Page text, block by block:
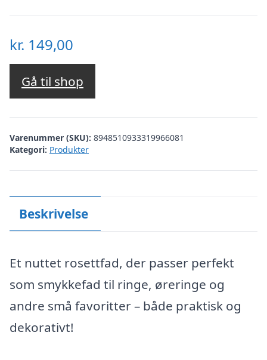
kr. 149,00
Gå til shop
Varenummer (SKU): 8948510933319966081
Kategori: Produkter
Beskrivelse
Et nuttet rosettfad, der passer perfekt
som smykkefad til ringe, øreringe og
andre små favoritter – både praktisk og
dekorativt!